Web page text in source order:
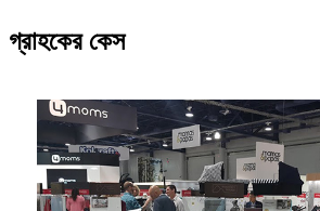
গ্রাহকের কেস